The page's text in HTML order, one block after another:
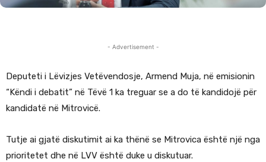
- Advertisement -
Deputeti i Lëvizjes Vetëvendosje, Armend Muja, në emisionin
“Këndi i debatit” në Tëvë 1 ka treguar se a do të kandidojë për
kandidatë në Mitrovicë.
Tutje ai gjatë diskutimit ai ka thënë se Mitrovica është një nga
prioritetet dhe në LVV është duke u diskutuar.